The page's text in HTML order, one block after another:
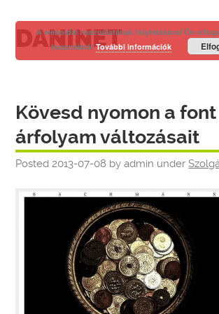
DANINET
Kövesd nyomon a font
árfolyam változásait
Posted2013-07-08 byadmin under
A weboldal használatának folytatásával Ön
használatátTovábbi információk